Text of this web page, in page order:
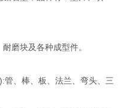
磨块及各种成型件。
、棒、板、法兰、弯头、三